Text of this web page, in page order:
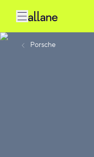
Porsche